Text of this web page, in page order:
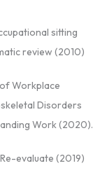
sitting
review (2010)
Workplace
Disorders
Work (2020).
evaluate (2019)